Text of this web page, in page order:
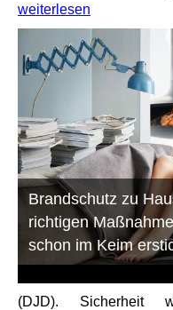
weiterlesen
Brandschutz zu
richtigen
schon im Keim
(DJD). Sicherheit